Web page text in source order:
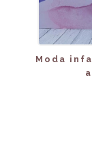
Moda